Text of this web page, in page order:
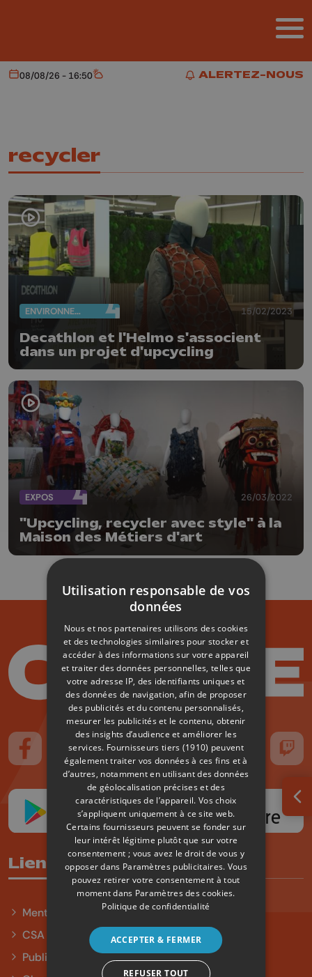
ALERTEZ-NOUS
ALERTEZ-NOUS
Aujourd'hui
08/08/26 - 16:50 Météo
recycler
ENVIRONNEMENT 15/02/2023
Decathlon et l'Helmo s'associent
dans un projet d'upcycling
EXPOS 26/03/2022
"Upcycling, recycler avec style" à la
Maison des Métiers d'art
Suivez-nous sur FaceBook
Suivez-nous sur Instagram
Suivez-nous sur TikTok
Suivez-nous sur YouTube
Suivez-nous
Liens utiles
Mentions légales
CSA
Publicité
Utilisation responsable de vos
données
Nous et nos partenaires utilisons des cookies
et des technologies similaires pour stocker et
accéder à des informations sur votre appareil
et traiter des données personnelles, telles que
votre adresse IP, des identifiants uniques et
des données de navigation, afin de proposer
des publicités et du contenu personnalisés,
mesurer les publicités et le contenu, obtenir
des insights d’audience et améliorer les
services. Fournisseurs tiers (1910) peuvent
également traiter vos données à ces fins et à
d’autres, notamment en utilisant des données
de géolocalisation précises et des
caractéristiques de l’appareil. Vos choix
s’appliquent uniquement à ce site web.
Certains fournisseurs peuvent se fonder sur
leur intérêt légitime plutôt que sur votre
consentement ; vous avez le droit de vous y
opposer dans Paramètres publicitaires. Vous
pouvez retirer votre consentement à tout
moment dans Paramètres des cookies.
Politique de confidentialité
ACCEPTER & FERMER
REFUSER TOUT